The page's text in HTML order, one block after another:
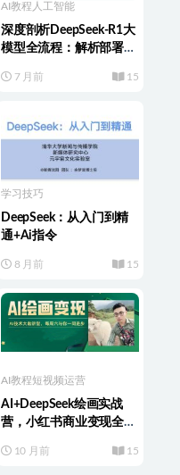
AI教程 人工智能
深度剖析DeepSeek-R1大
模型全流程：解析部署训
7 月前 15
学习技巧
DeepSeek：从入门到精
通+Ai指令
8 月前 15
AI教程短视频运营
AI+DeepSeek绘画实战
营，小红书商业变现全流
10 月前 15